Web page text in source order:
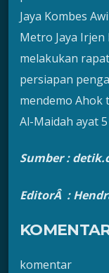
Jaya Kombes
Metro Jaya
melakukan
persiapan
mendemo Ahok
Al-Maidah ayat
Sumber :
EditorÂ :
komentar